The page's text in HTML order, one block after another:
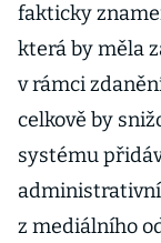
fakticky
která by měla
v rámci
celkově by
systému
administrativní
z mediálního